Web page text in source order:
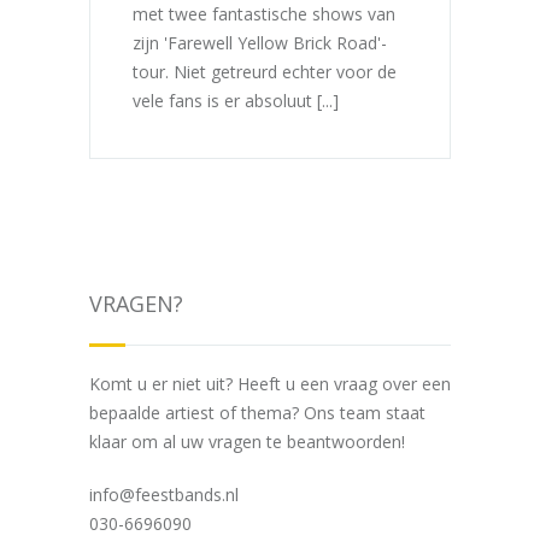
met twee fantastische shows van
zijn 'Farewell Yellow Brick Road'-
tour. Niet getreurd echter voor de
vele fans is er absoluut [...]
VRAGEN?
Komt u er niet uit? Heeft u een vraag over een
bepaalde artiest of thema? Ons team staat
klaar om al uw vragen te beantwoorden!
info@feestbands.nl
030-6696090